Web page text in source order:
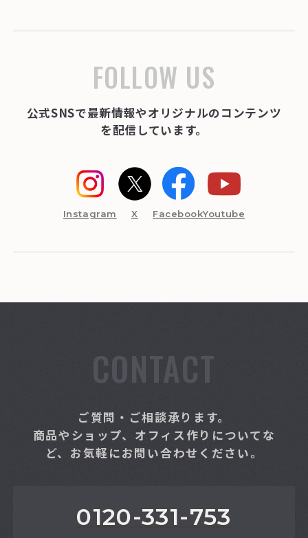
FOLLOW US
公式SNSで最新情報やオリジナルのコンテンツ
を配信しています。
Instagram X FacebookYoutube
CONTACT
ご質問・ご相談承ります。
商品やショップ、オフィス作りについてな
ど、お気軽にお問い合わせください。
0120-331-753